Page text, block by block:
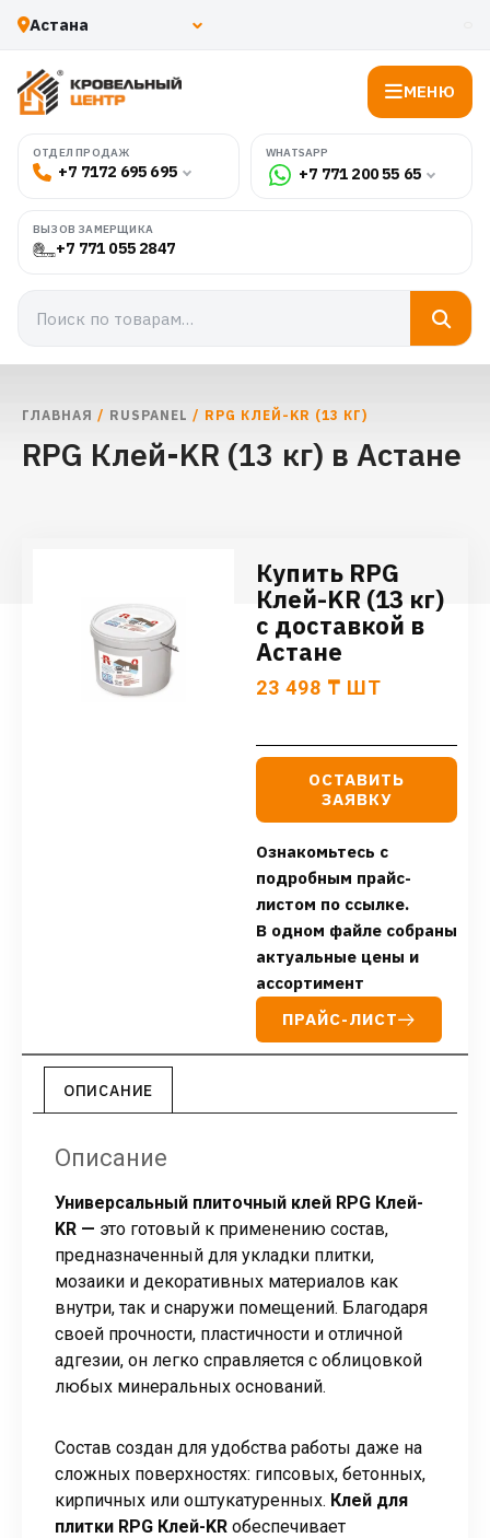
МЕНЮ
ОТДЕЛ ПРОДАЖ
+7 7172 695 695
WHATSAPP
+7 771 200 55 65
ВЫЗОВ ЗАМЕРЩИКА
+7 771 055 2847
ГЛАВНАЯ / RUSPANEL / RPG КЛЕЙ-KR (13 КГ)
RPG Клей-KR (13 кг) в Астане
Купить RPG
Клей-KR (13 кг)
с доставкой в
Астане
23 498 ₸ ШТ
ОСТАВИТЬ
ЗАЯВКУ
Ознакомьтесь с
подробным прайс-
листом по ссылке.
В одном файле собраны
актуальные цены и
ассортимент
ПРАЙС-ЛИСТ
ОПИСАНИЕ
Описание
Универсальный плиточный клей RPG Клей-
KR — это готовый к применению состав,
предназначенный для укладки плитки,
мозаики и декоративных материалов как
внутри, так и снаружи помещений. Благодаря
своей прочности, пластичности и отличной
адгезии, он легко справляется с облицовкой
любых минеральных оснований.
Состав создан для удобства работы даже на
сложных поверхностях: гипсовых, бетонных,
кирпичных или оштукатуренных. Клей для
плитки RPG Клей-KR обеспечивает